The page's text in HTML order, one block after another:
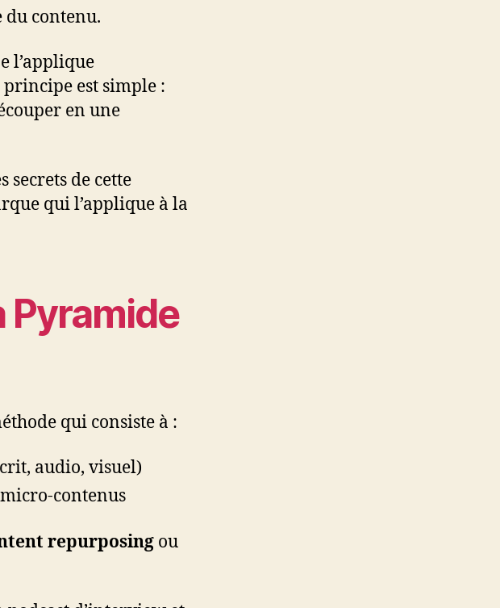
du contenu.
l’applique
est simple :
en une
secrets de cette
qui l’applique à la
Pyramide
qui consiste à :
audio, visuel)
contenus
repurposing ou